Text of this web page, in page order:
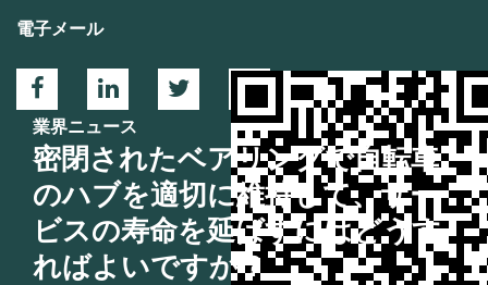
電子メール
業界ニュース
密閉されたベアリングで自転車
のハブを適切に維持して、サー
ビスの寿命を延ばすにはどうす
ればよいですか？